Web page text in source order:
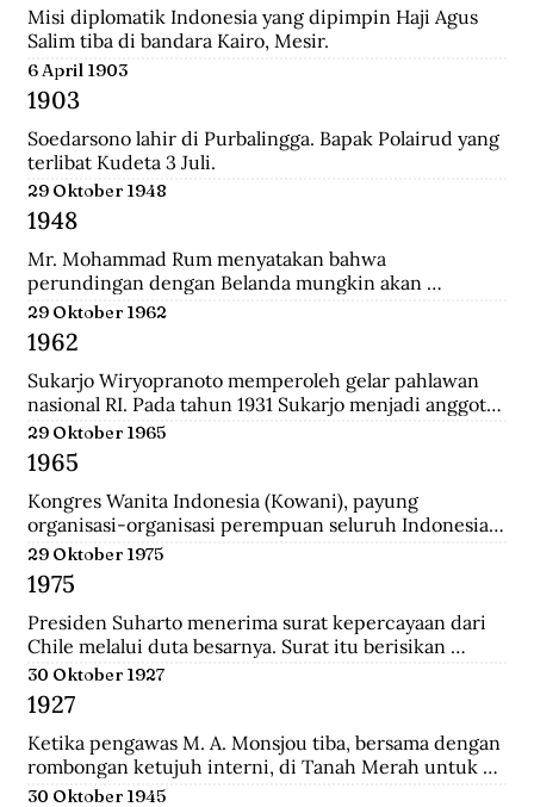
Misi diplomatik Indonesia yang dipimpin Haji Agus
Salim tiba di bandara Kairo, Mesir.
6 April 1903
1903
Soedarsono lahir di Purbalingga. Bapak Polairud yang
terlibat Kudeta 3 Juli.
29 Oktober 1948
1948
Mr. Mohammad Rum menyatakan bahwa
perundingan dengan Belanda mungkin akan
dilanjutkan bulan depan, dan akan mendatangkan
kepastian.
29 Oktober 1962
1962
Sukarjo Wiryopranoto memperoleh gelar pahlawan
nasional RI. Pada tahun 1931 Sukarjo menjadi anggota
Volksraad bersama dr. Sutomo, ia mendirikan
Persatuan Bangsa Indonesia (PBI). Kemudia tahun
1936, pindah ke Partai Indonesia Raya (Parindra).
Seteleh kemerdekaan, Sukarjo pernah menduduki
jabatan Duta Besar Indonesia Republik Indonesia di
Vatikan, Duta Besar Luar Biasa di Italia.
29 Oktober 1965
1965
Kongres Wanita Indonesia (Kowani), payung
organisasi-organisasi perempuan seluruh Indonesia,
mengeluarkan Gerwani sebagai anggota.
29 Oktober 1975
1975
Presiden Suharto menerima surat kepercayaan dari
Chile melalui duta besarnya. Surat itu berisikan
adanya hubungan diplomatik antara Indonesia-CHile.
30 Oktober 1927
1927
Ketika pengawas M. A. Monsjou tiba, bersama dengan
rombongan ketujuh interni, di Tanah Merah untuk
menggantikan Kapten Becking sebagai penguasa
30 Oktober 1945